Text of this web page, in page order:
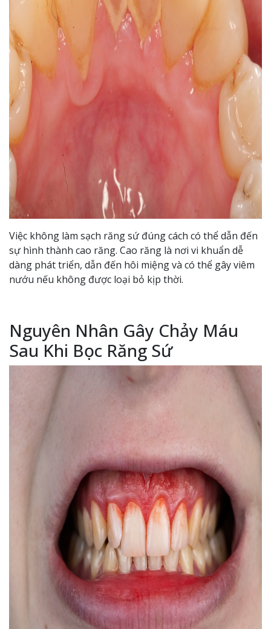
Việc không làm sạch răng sứ đúng cách có thể dẫn đến
sự hình thành cao răng. Cao răng là nơi vi khuẩn dễ
dàng phát triển, dẫn đến hôi miệng và có thể gây viêm
nướu nếu không được loại bỏ kịp thời.
Nguyên Nhân Gây Chảy Máu
Sau Khi Bọc Răng Sứ